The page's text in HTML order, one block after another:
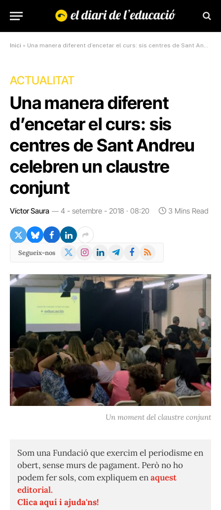
Inici » Una manera diferent d’encetar el curs: sis centres de Sant Andreu celebren un claustre conjunt
ACTUALITAT
Una manera diferent
d’encetar el curs: sis
centres de Sant Andreu
celebren un claustre
conjunt
Víctor Saura 4 - setembre - 2018 · 08:20 3 Mins Read
Segueix-nos
X
Instagram
LinkedInTelegramFacebook
RSS
Un moment del claustre conjunt
Som una Fundació que exercim el periodisme en
obert, sense murs de pagament. Però no ho
podem fer sols, com expliquem enaquest
editorial.
Clica aquí i ajuda'ns!